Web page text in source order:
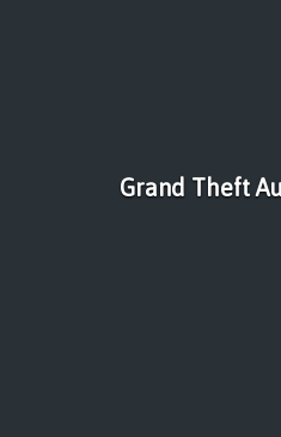
Grand Theft